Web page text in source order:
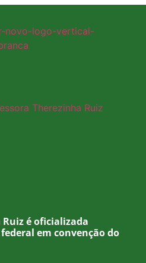
é oficializada
em convenção do